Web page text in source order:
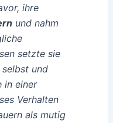
ihre
und nahm
setzte sie
und
in einer
Verhalten
als mutig